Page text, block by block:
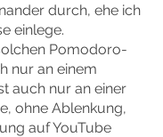
durch, ehe ich
einlege.
Pomodoro-
nur an einem
auch nur an einer
ohne Ablenkung,
auf YouTube